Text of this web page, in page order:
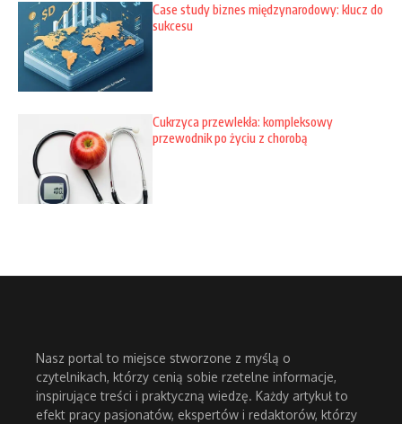
Case study biznes międzynarodowy: klucz do
sukcesu
Cukrzyca przewlekła: kompleksowy
przewodnik po życiu z chorobą
Nasz portal to miejsce stworzone z myślą o
czytelnikach, którzy cenią sobie rzetelne informacje,
inspirujące treści i praktyczną wiedzę. Każdy artykuł to
efekt pracy pasjonatów, ekspertów i redaktorów, którzy